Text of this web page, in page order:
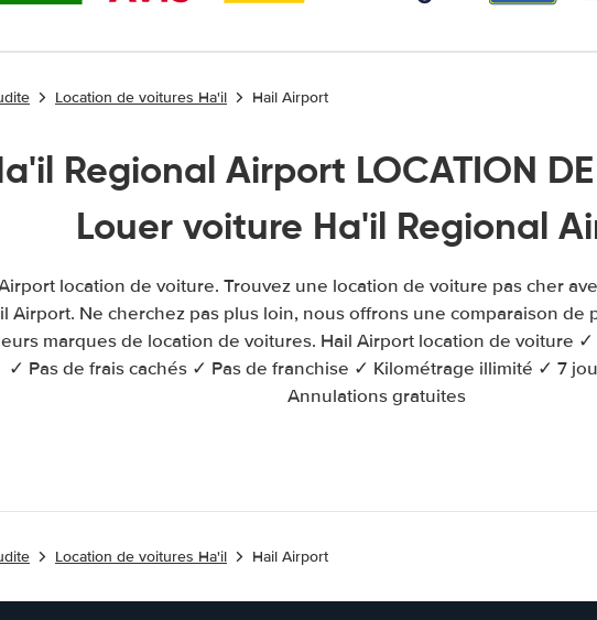
Location de voitures Ha'il Hail Airport
Regional Airport LOCATION DE
Louer voiture Ha'il Regional
location de voiture. Trouvez une location de voiture pas cher
Airport. Ne cherchez pas plus loin, nous offrons une comparaison de
marques de location de voitures. Hail Airport location de voiture
✓ Pas de frais cachés ✓ Pas de franchise ✓ Kilométrage illimité ✓ 7
Annulations gratuites
Location de voitures Ha'il Hail Airport